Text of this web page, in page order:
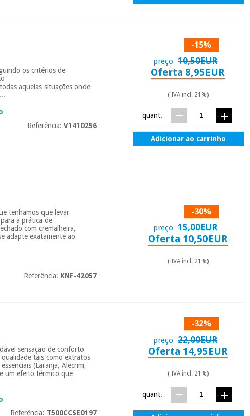
os critérios de
aquelas situações onde
Referência: V1410256
-15%
preço 10,50EUR
Oferta 8,95EUR
( IVA incl. 21%)
quant.
Adicionar ao carrinho
tenhamos que levar
a prática de
com cremalheira,
adapte exatamente ao
Referência: KNF-42057
-30%
preço 15,00EUR
Oferta 10,50EUR
( IVA incl. 21%)
sensação de conforto
tais como extratos
(Laranja, Alecrim,
um efeito térmico que
Referência: T500CCSE0197
-32%
preço 22,00EUR
Oferta 14,95EUR
( IVA incl. 21%)
quant.